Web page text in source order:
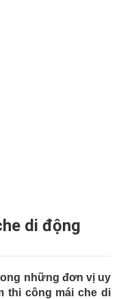
di động
những đơn vị uy
thi công mái che di